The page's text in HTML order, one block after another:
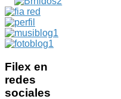
Filex en
redes
sociales